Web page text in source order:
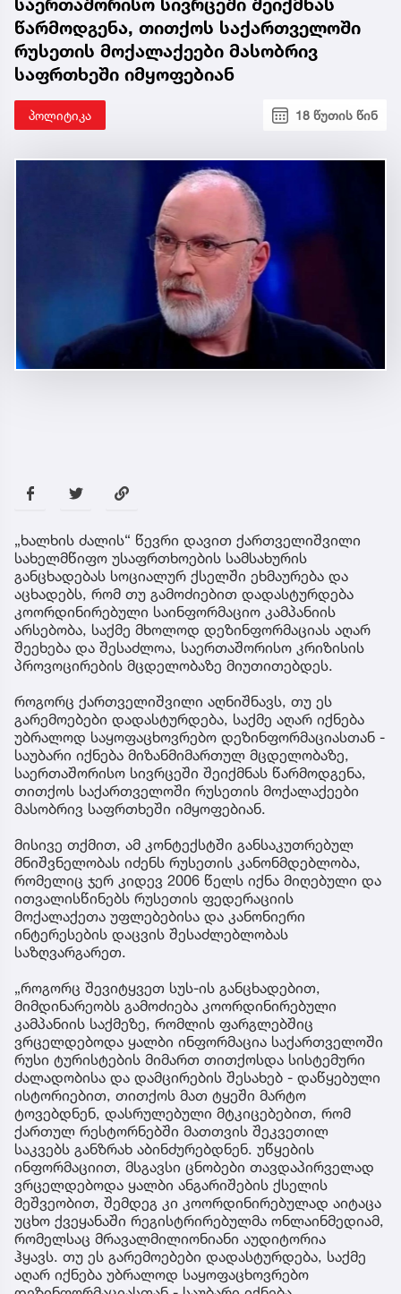
საერთაშორისო სივრცეში შეიქმნას
წარმოდგენა, თითქოს საქართველოში
რუსეთის მოქალაქეები მასობრივ
საფრთხეში იმყოფებიან
პოლიტიკა 18 წუთის წინ
„ხალხის ძალის“ წევრი დავით ქართველიშვილი
სახელმწიფო უსაფრთხოების სამსახურის
განცხადებას სოციალურ ქსელში ეხმაურება და
აცხადებს, რომ თუ გამოძიებით დადასტურდება
კოორდინირებული საინფორმაციო კამპანიის
არსებობა, საქმე მხოლოდ დეზინფორმაციას აღარ
შეეხება და შესაძლოა, საერთაშორისო კრიზისის
პროვოცირების მცდელობაზე მიუთითებდეს.
როგორც ქართველიშვილი აღნიშნავს, თუ ეს
გარემოებები დადასტურდება, საქმე აღარ იქნება
უბრალოდ საყოფაცხოვრებო დეზინფორმაციასთან -
საუბარი იქნება მიზანმიმართულ მცდელობაზე,
საერთაშორისო სივრცეში შეიქმნას წარმოდგენა,
თითქოს საქართველოში რუსეთის მოქალაქეები
მასობრივ საფრთხეში იმყოფებიან.
მისივე თქმით, ამ კონტექსტში განსაკუთრებულ
მნიშვნელობას იძენს რუსეთის კანონმდებლობა,
რომელიც ჯერ კიდევ 2006 წელს იქნა მიღებული და
ითვალისწინებს რუსეთის ფედერაციის
მოქალაქეთა უფლებებისა და კანონიერი
ინტერესების დაცვის შესაძლებლობას
საზღვარგარეთ.
„როგორც შევიტყვეთ სუს-ის განცხადებით,
მიმდინარეობს გამოძიება კოორდინირებული
კამპანიის საქმეზე, რომლის ფარგლებშიც
ვრცელდებოდა ყალბი ინფორმაცია საქართველოში
რუსი ტურისტების მიმართ თითქოსდა სისტემური
ძალადობისა და დამცირების შესახებ - დაწყებული
ისტორიებით, თითქოს მათ ტყეში მარტო
ტოვებდნენ, დასრულებული მტკიცებებით, რომ
ქართულ რესტორნებში მათთვის შეკვეთილ
საკვებს განზრახ აბინძურებდნენ. უწყების
ინფორმაციით, მსგავსი ცნობები თავდაპირველად
ვრცელდებოდა ყალბი ანგარიშების ქსელის
მეშვეობით, შემდეგ კი კოორდინირებულად აიტაცა
უცხო ქვეყანაში რეგისტრირებულმა ონლაინმედიამ,
რომელსაც მრავალმილიონიანი აუდიტორია
ჰყავს. თუ ეს გარემოებები დადასტურდება, საქმე
აღარ იქნება უბრალოდ საყოფაცხოვრებო